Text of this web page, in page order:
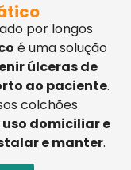
por longos
é uma solução
úlceras de
ao paciente.
colchões
uso domiciliar e
e manter.